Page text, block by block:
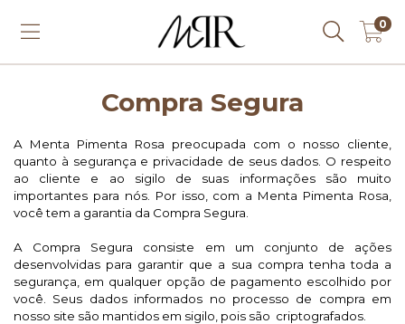
0
Compra Segura
A Menta Pimenta Rosa preocupada com o nosso cliente,
quanto à segurança e privacidade de seus dados. O respeito
ao cliente e ao sigilo de suas informações são muito
importantes para nós. Por isso, com a Menta Pimenta Rosa,
você tem a garantia da Compra Segura.
A Compra Segura consiste em um conjunto de ações
desenvolvidas para garantir que a sua compra tenha toda a
segurança, em qualquer opção de pagamento escolhido por
você. Seus dados informados no processo de compra em
nosso site são mantidos em sigilo, pois são  criptografados.